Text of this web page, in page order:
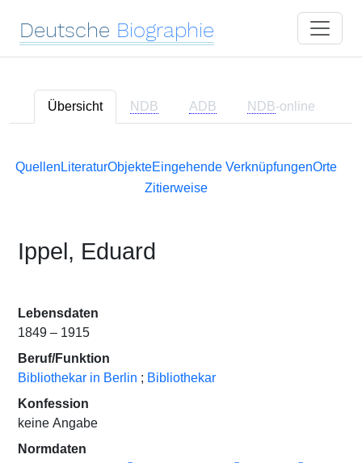
Deutsche Biographie
Übersicht NDB ADB NDB-online
Quellen LiteraturObjekteEingehende VerknüpfungenOrte
Zitierweise
Ippel, Eduard
Lebensdaten
1849 – 1915
Beruf/Funktion
Bibliothekar in Berlin ; Bibliothekar
Konfession
keine Angabe
Normdaten